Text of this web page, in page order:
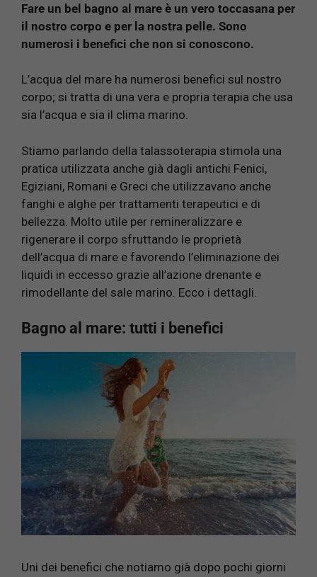
Fare un bel bagno al mare è un vero toccasana per
il nostro corpo e per la nostra pelle. Sono
numerosi i benefici che non si conoscono.
L’acqua del mare ha numerosi benefici sul nostro
corpo; si tratta di una vera e propria terapia che usa
sia l’acqua e sia il clima marino.
Stiamo parlando della talassoterapia stimola una
pratica utilizzata anche già dagli antichi Fenici,
Egiziani, Romani e Greci che utilizzavano anche
fanghi e alghe per trattamenti terapeutici e di
bellezza. Molto utile per remineralizzare e
rigenerare il corpo sfruttando le proprietà
dell’acqua di mare e favorendo l’eliminazione dei
liquidi in eccesso grazie all’azione drenante e
rimodellante del sale marino. Ecco i dettagli.
Bagno al mare: tutti i benefici
Uni dei benefici che notiamo già dopo pochi giorni